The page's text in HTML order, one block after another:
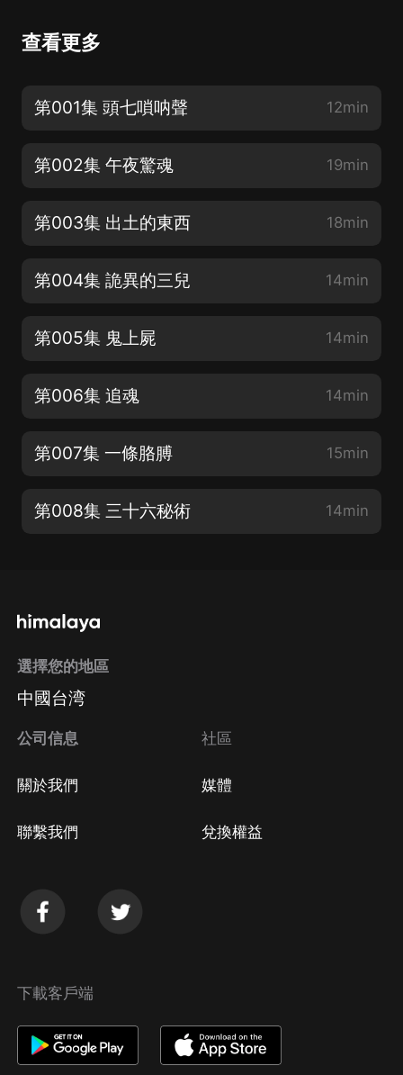
查看更多
第001集 頭七嗩呐聲 12min
第002集 午夜驚魂 19min
第003集 出土的東西 18min
第004集 詭異的三兒 14min
第005集 鬼上屍 14min
第006集 追魂 14min
第007集 一條胳膊 15min
第008集 三十六秘術 14min
選擇您的地區
中國台湾
公司信息
關於我們
聯繫我們
社區
媒體
兌換權益
下載客戶端